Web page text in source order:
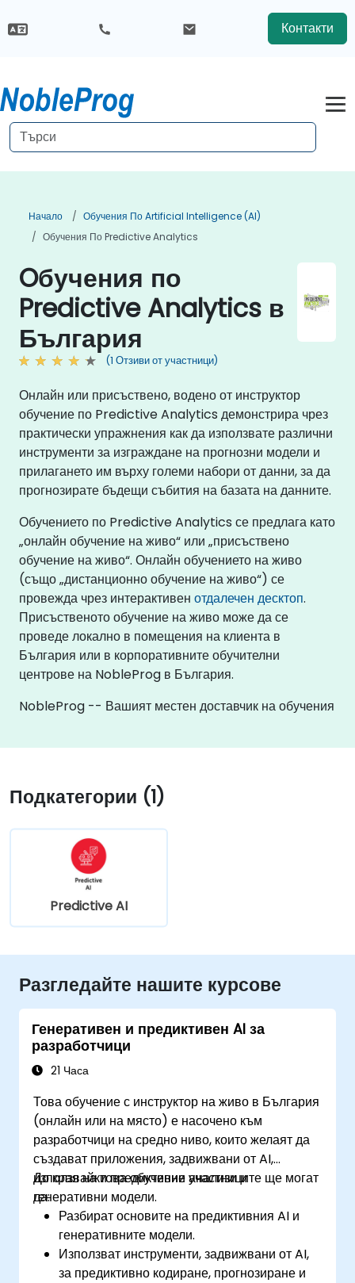
Контакти
Начало
Обучения По Artificial Intelligence (AI)
Обучения По Predictive Analytics
Oбучения по
Predictive Analytics в
България
(1 Отзиви от участници)
Онлайн или присъствено, водено от инструктор
обучение по Predictive Analytics демонстрира чрез
практически упражнения как да използвате различни
инструменти за изграждане на прогнозни модели и
прилагането им върху големи набори от данни, за да
прогнозирате бъдещи събития на базата на данните.
Обучението по Predictive Analytics се предлага като
„онлайн обучение на живо“ или „присъствено
обучение на живо“. Онлайн обучението на живо
(също „дистанционно обучение на живо“) се
провежда чрез интерактивен отдалечен десктоп.
Присъственото обучение на живо може да се
проведе локално в помещения на клиента в
България или в корпоративните обучителни
центрове на NobleProg в България.
NobleProg -- Вашият местен доставчик на обучения
Подкатегории (1)
Predictive AI
Разгледайте нашите курсове
Генеративен и предиктивен AI за
разработчици
21 Часа
Това обучение с инструктор на живо в България
(онлайн или на място) е насочено към
разработчици на средно ниво, които желаят да
създават приложения, задвижвани от AI,
използвайки предиктивни анализи и
генеративни модели.
До края на това обучение участниците ще могат
да:
Разбират основите на предиктивния AI и
генеративните модели.
Използват инструменти, задвижвани от AI,
за предиктивно кодиране, прогнозиране и